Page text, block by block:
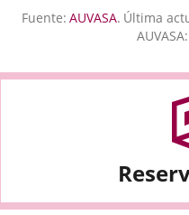
Fuente: AUVASA. Última
AUVASA: